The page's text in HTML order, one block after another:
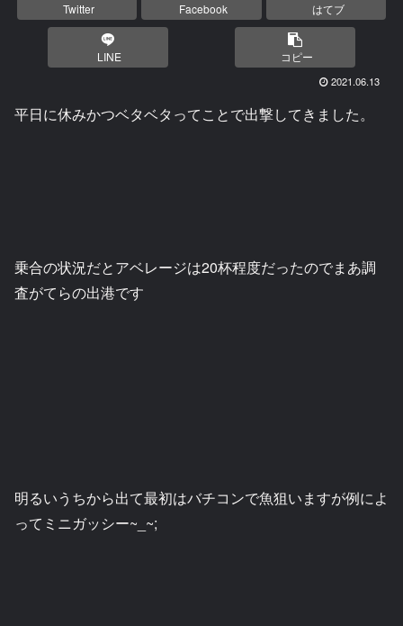
Twitter Facebook はてブ
LINE コピー
2021.06.13
平日に休みかつベタベタってことで出撃してきました。
乗合の状況だとアベレージは20杯程度だったのでまあ調
査がてらの出港です
明るいうちから出て最初はバチコンで魚狙いますが例によ
ってミニガッシー~_~;